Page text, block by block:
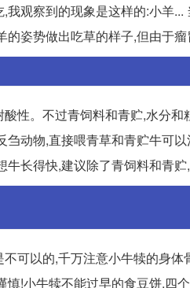
观察到的现象是这样的:小羊
姿势做出吃草的样子,但由于
性。不过青饲料和青贮,水分
动物,直接喂青草和青贮牛可
长得快,建议除了青饲料和青贮,
可以的,千万注意小牛犊的身
!小牛犊不能过早的食豆饼,四